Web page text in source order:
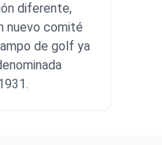
diferente,
nuevo comité
de golf ya